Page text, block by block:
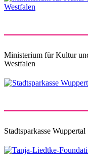
Ministerium für Kultur
Westfalen
Stadtsparkasse Wuppertal